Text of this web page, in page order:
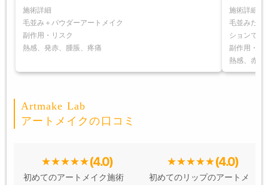
施術詳細
毛並み＋パウダーアートメイク
副作用・リスク
熱感、発赤、腫脹、疼痛
施術詳細
毛並みだけ
ションで補
副作用・リ
熱感、赤み
Artmake Lab
アートメイクの口コミ
(4.0)
初めてのアートメイク施術
(4.0)
初めてのリップのアートメ